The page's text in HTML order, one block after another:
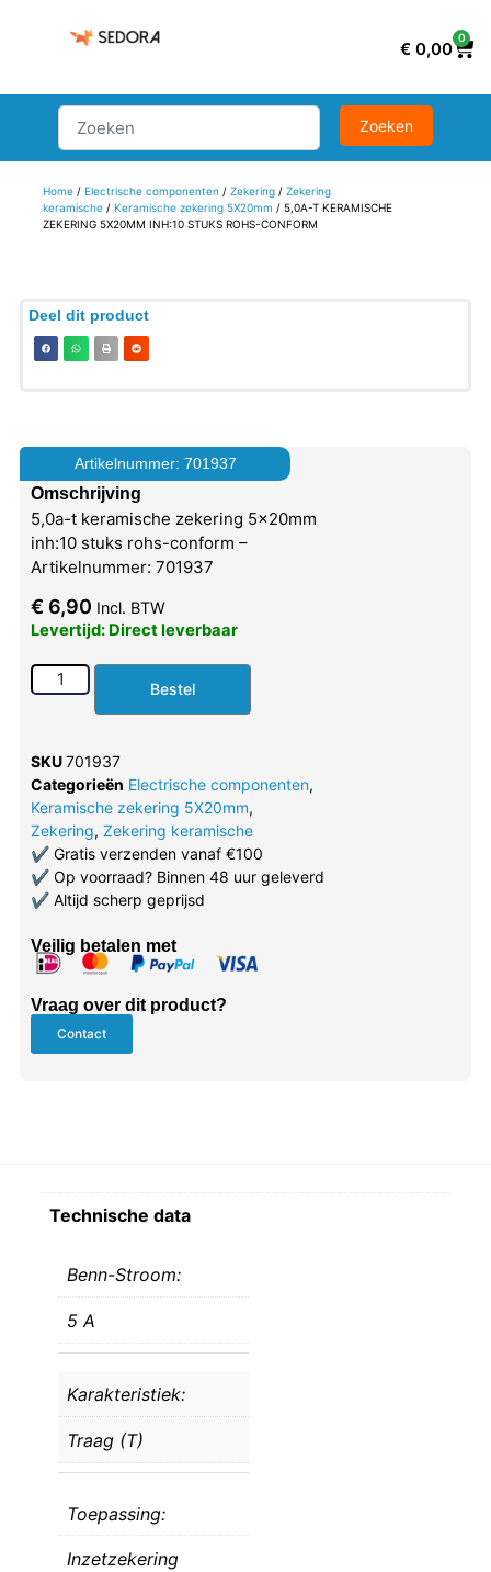
€ 0,00
0
Home/ Electrische componenten / Zekering/ Zekering
keramische/ Keramische zekering 5X20mm / 5,0A-T KERAMISCHE
ZEKERING 5X20MM INH:10 STUKS ROHS-CONFORM
Deel dit product
Artikelnummer: 701937
Omschrijving
5,0a-t keramische zekering 5x20mm
inh:10 stuks rohs-conform –
Artikelnummer: 701937
€ 6,90 Incl. BTW
Levertijd: Direct leverbaar
Bestel
SKU701937
Categorieën Electrische componenten,
Keramische zekering 5X20mm,
Zekering, Zekering keramische
✔Gratis verzenden vanaf €100
✔Op voorraad? Binnen 48 uur geleverd
✔Altijd scherp geprijsd
Veilig betalen met
Vraag over dit product?
Contact
Technische data
Benn-Stroom:
5 A
Karakteristiek:
Traag (T)
Toepassing:
Inzetzekering